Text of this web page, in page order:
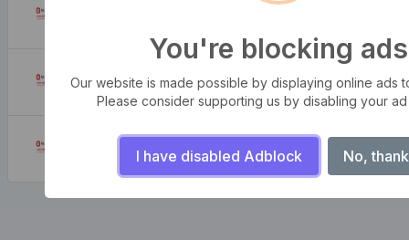
Nereden Gelir?
August 7, 2026
Neden Kullanırız?
August 7, 2026
You're blocking ads
Our website is made possible by displaying online ads
Please consider supporting us by disabling your
I have disabled Adblock No,